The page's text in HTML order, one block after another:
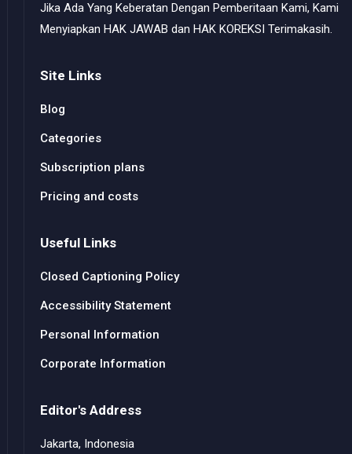
Jika Ada Yang Keberatan Dengan Pemberitaan Kami, Kami
Menyiapkan HAK JAWAB dan HAK KOREKSI Terimakasih.
Site Links
Blog
Categories
Subscription plans
Pricing and costs
Useful Links
Closed Captioning Policy
Accessibility Statement
Personal Information
Corporate Information
Editor's Address
Jakarta, Indonesia